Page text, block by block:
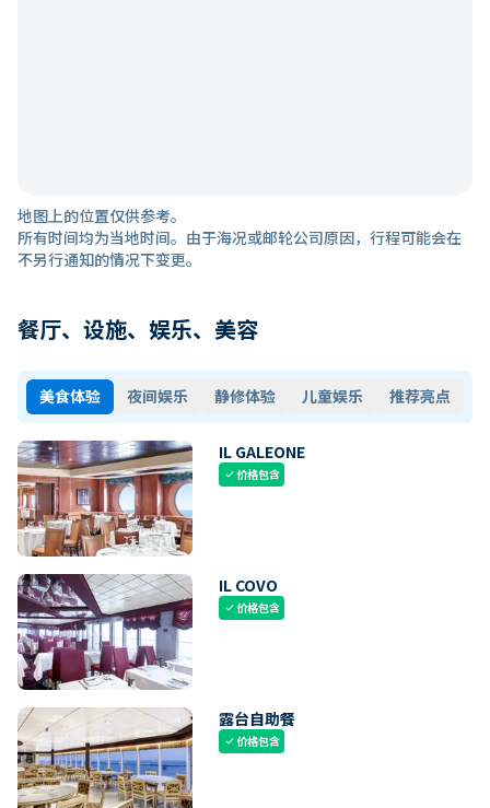
地图上的位置仅供参考。
所有时间均为当地时间。由于海况或邮轮公司原因，行程可能会在
不另行通知的情况下变更。
餐厅、设施、娱乐、美容
美食体验 夜间娱乐 静修体验 儿童娱乐 推荐亮点
IL GALEONE
check价格包含
IL COVO
check价格包含
露台自助餐
check价格包含